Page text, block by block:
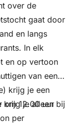
over de
gaat door
en langs
In elk
en op vertoon
van een
krijg je een
krijg je alleen bij
per
om 12.00 uur